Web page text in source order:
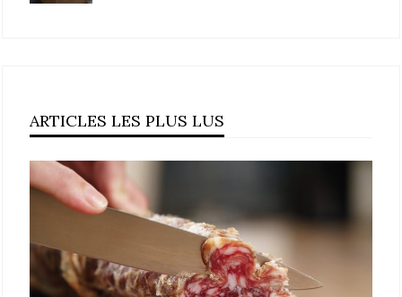
ARTICLES LES PLUS LUS